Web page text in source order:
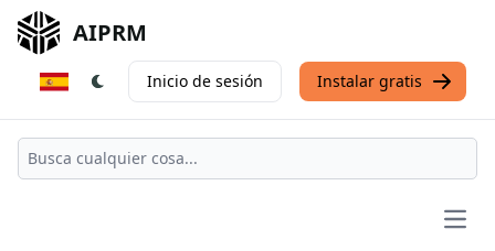
AIPRM
Inicio de sesión Instalar gratis